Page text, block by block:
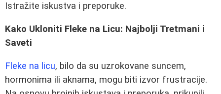
Istražite iskustva i preporuke.
Kako Ukloniti Fleke na Licu: Najbolji Tretmani i
Saveti
Fleke na licu, bilo da su uzrokovane suncem,
hormonima ili aknama, mogu biti izvor frustracije.